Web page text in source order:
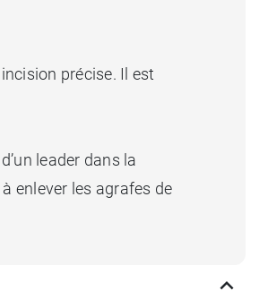
précise. Il est
leader dans la
enlever les agrafes de